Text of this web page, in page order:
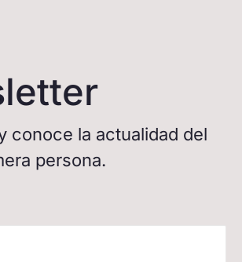
conoce la actualidad del
persona.